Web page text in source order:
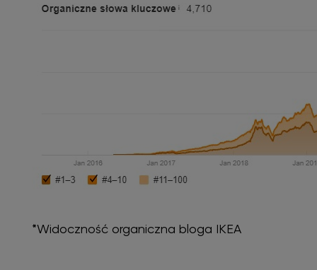
*Widoczność organiczna bloga IKEA